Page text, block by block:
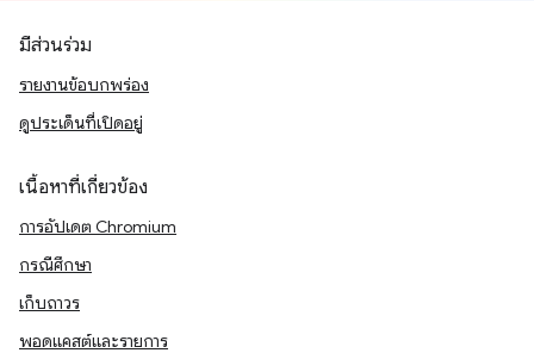
มีส่วนร่วม
รายงานข้อบกพร่อง
ดูประเด็นที่เปิดอยู่
เนื้อหาที่เกี่ยวข้อง
การอัปเดต Chromium
กรณีศึกษา
เก็บถาวร
พอดแคสต์และรายการ